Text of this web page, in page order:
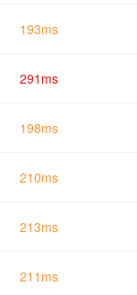
193ms
291ms
198ms
210ms
213ms
211ms